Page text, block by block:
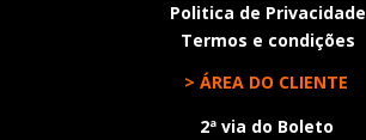
Politica de Privacidade
Termos e condições
> ÁREA DO CLIENTE
2ª via do Boleto